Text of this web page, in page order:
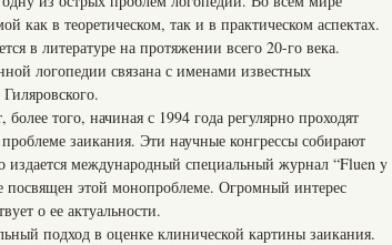
как в теоретическом, так и в практическом аспектах.
в литературе на протяжении всего 20-го века.
логопедии связана с именами известных
того, начиная с 1994 года регулярно проходят
заикания. Эти научные конгрессы собирают
издается международный специальный журнал “Fluen y
этой монопроблеме. Огромный интерес
о ее актуальности.
подход в оценке клинической картины заикания.